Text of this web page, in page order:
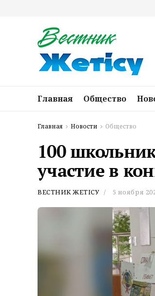
Главная Общество
Главная Новости Общество
100
участие в
ВЕСТНИК ЖЕТІСУ 5 ноября